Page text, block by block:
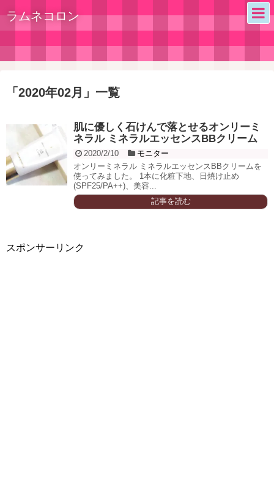
ラムネコロン
「 2020年02月 」 一覧
肌に優しく石けんで落とせるオンリーミ
ネラル ミネラルエッセンスBBクリーム
2020/2/10
モニター
オンリーミネラル ミネラルエッセンスBBクリームを
使ってみました。 1本に化粧下地、日焼け止め
(SPF25/PA++)、美容...
記事を読む
スポンサーリンク